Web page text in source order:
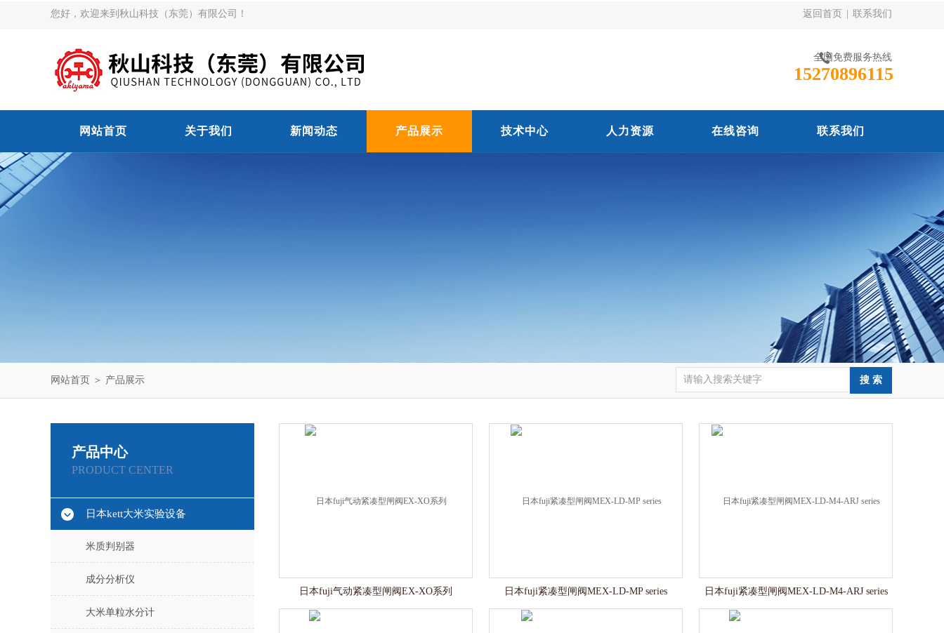
您好，欢迎来到秋山科技（东莞）有限公司！ 返回首页 联系我们
全国免费服务热线
15270896115
网站首页 关于我们 新闻动态 产品展示 技术中心 人力资源 在线咨询 联系我们
网站首页 ＞ 产品展示
产品中心
PRODUCT CENTER
日本kett大米实验设备
米质判别器
成分分析仪
大米单粒水分计
日本fuji气动紧凑型闸阀EX-XO系列 日本fuji紧凑型闸阀MEX-LD-MP series 日本fuji紧凑型闸阀MEX-LD-M4-ARJ series